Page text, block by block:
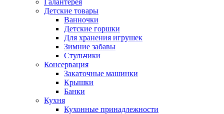
Галантерея
Детские товары
Ванночки
Детские горшки
Для хранения игрушек
Зимние забавы
Стульчики
Консервация
Закаточные машинки
Крышки
Банки
Кухня
Кухонные принадлежности